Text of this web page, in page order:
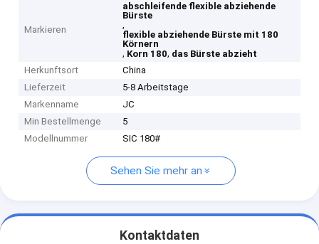
Markieren
abschleifende flexible abziehende
Bürste
,
flexible abziehende Bürste mit 180
Körnern
, Korn 180, das Bürste abzieht
Herkunftsort
China
Lieferzeit
5-8 Arbeitstage
Markenname
JC
Min Bestellmenge
5
Modellnummer
SIC 180#
Sehen Sie mehr an
Kontaktdaten